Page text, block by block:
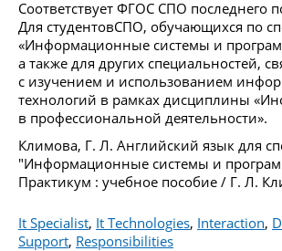
Соответствует ФГОС СПО последнего
Для студентовСПО, обучающихся по
«Информационные системы и
а также для других специальностей,
с изучением и использованием
технологий в рамках дисциплины
в профессиональной деятельности».
Климова, Г. Л. Английский язык для
"Информационные системы и
Практикум : учебное пособие / Г. Л.
It Specialist, It Technologies, Interaction,
Support, Responsibilities